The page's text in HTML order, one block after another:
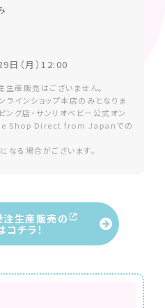
日（月）12:00
産販売はございません。
インショップ本店のみとなりま
ング店・サンリオベビー公式オン
Shop Direct from Japanでの
なる場合がございます。
注生産販売の
チラ！